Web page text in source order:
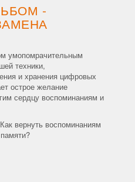
-
умопомрачительным
техники,
и хранения цифровых
острое желание
сердцу воспоминаниям и
вернуть воспоминаниям